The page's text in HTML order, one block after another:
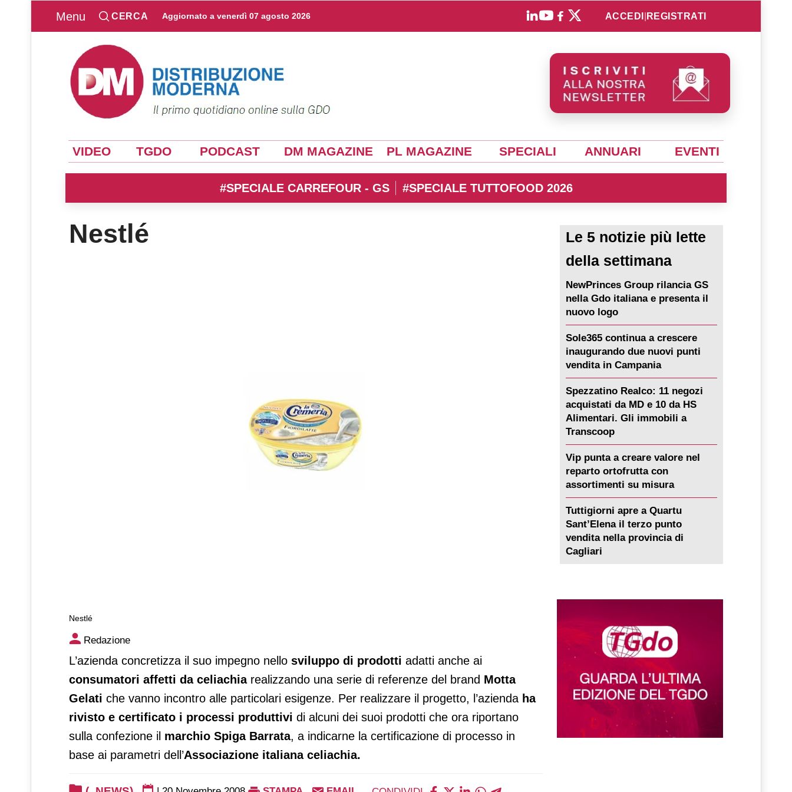
Menu CERCA Aggiornato a venerdì 07 agosto 2026 ACCEDI REGISTRATI
VIDEO TGDO PODCAST DM MAGAZINE PL MAGAZINE SPECIALI ANNUARI EVENTI
#SPECIALE CARREFOUR - GS #SPECIALE TUTTOFOOD 2026
Nestlé
Nestlé
Nestlé
Redazione
L’azienda concretizza il suo impegno nello sviluppo di prodotti adatti anche ai
consumatori affetti da celiachiarealizzando una serie di referenze del brand Motta
Gelati che vanno incontro alle particolari esigenze. Per realizzare il progetto, l’azienda ha
rivisto e certificato i processi produttivi di alcuni dei suoi prodotti che ora riportano
sulla confezione il marchio Spiga Barrata, a indicarne la certificazione di processo in
base ai parametri dell’Associazione italiana celiachia.
Le 5 notizie più lette
della settimana
NewPrinces Group rilancia GS
nella Gdo italiana e presenta il
nuovo logo
Sole365 continua a crescere
inaugurando due nuovi punti
vendita in Campania
Spezzatino Realco: 11 negozi
acquistati da MD e 10 da HS
Alimentari. Gli immobili a
Transcoop
Vip punta a creare valore nel
reparto ortofrutta con
assortimenti su misura
Tuttigiorni apre a Quartu
Sant’Elena il terzo punto
vendita nella provincia di
Cagliari